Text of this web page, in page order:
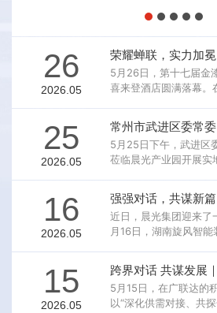
力量，围绕产业跨界融合、技术创新升级、
话发展新趋势。
26
2026.05
5月26日，第十七届金
喜来登酒店圆满落幕。
选中，晨光涂料凭借持
质，一举斩获多项重量
奖·技术创新奖🏅第十
品牌🏅第十七届金漆奖
七届金漆奖·杰出仿石
·杰出修缮工程
25
2026.05
5月25日下午，武进区
莅临晨光产业园开展实
委员崔臣子陪同调研。
长一行的到来表示热烈
陪同讲解。调研期间，
经理的陪同下，踏入了
品牌历史、核心技术与
光发展的缩影，也是硬
16
2026.05
近日，晨光集团迎来了
月16日，湖南旋风智
元携中禾科技总经理吴
技术经理许红涛热情接
开了深入的交流与探讨
15
2026.05
5月15日，在广联达的
以“深化供需对接、共